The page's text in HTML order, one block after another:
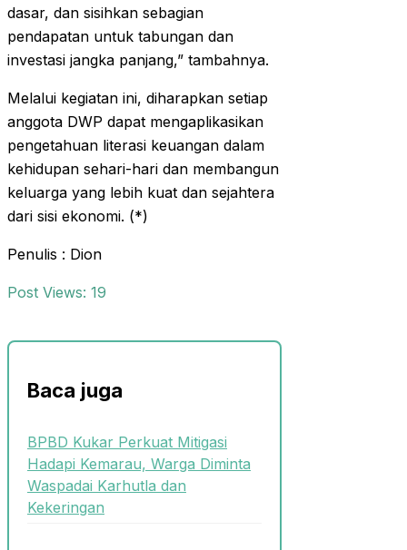
dasar, dan sisihkan sebagian
pendapatan untuk tabungan dan
investasi jangka panjang,” tambahnya.
Melalui kegiatan ini, diharapkan setiap
anggota DWP dapat mengaplikasikan
pengetahuan literasi keuangan dalam
kehidupan sehari-hari dan membangun
keluarga yang lebih kuat dan sejahtera
dari sisi ekonomi. (*)
Penulis : Dion
Post Views: 19
Baca juga
BPBD Kukar Perkuat Mitigasi
Hadapi Kemarau, Warga Diminta
Waspadai Karhutla dan
Kekeringan